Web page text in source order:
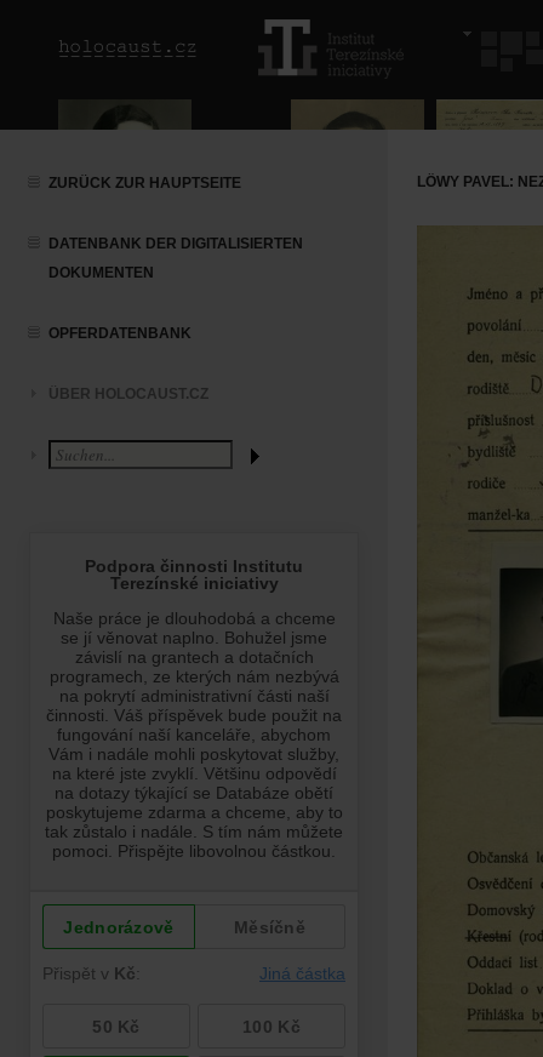
ZURÜCK ZUR HAUPTSEITE
DATENBANK DER DIGITALISIERTEN
DOKUMENTEN
OPFERDATENBANK
ÜBER HOLOCAUST.CZ
LÖWY PAVEL: